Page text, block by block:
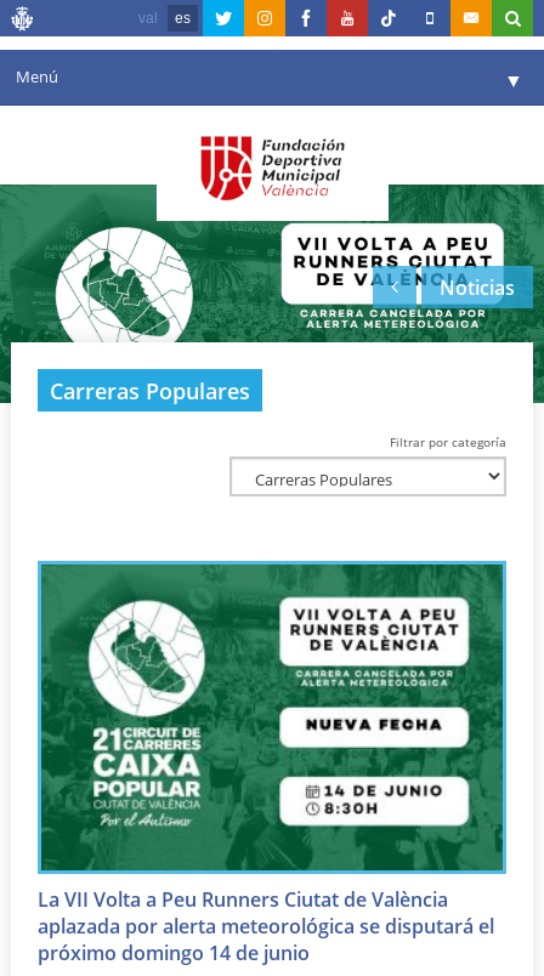
val es
Menú ▼
Agenda
Instalaciones ▼
Comunicación ▼
Valencia en deporte
Portal de Transparencia
Noticias
Carreras Populares
Filtrar por categoría
La VII Volta a Peu Runners Ciutat de València
aplazada por alerta meteorológica se disputará el
próximo domingo 14 de junio